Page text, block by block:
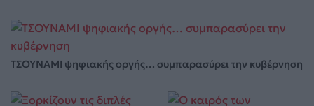
ΤΣΟΥΝΑΜΙ ψηφιακής οργής… συμπαρασύρει την κυβέρνηση